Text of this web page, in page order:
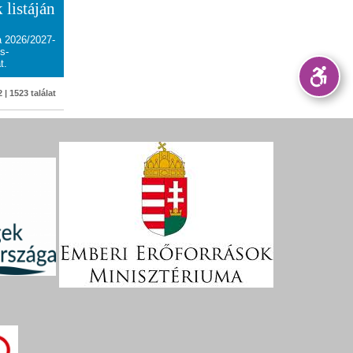
listáján
2026/2027-
| 1523 találat